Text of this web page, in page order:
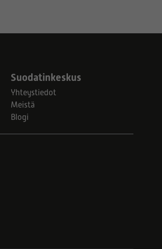
Suodatinkeskus
Yhteystiedot
Meistä
Blogi